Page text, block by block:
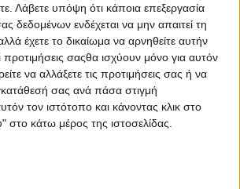
Λάβετε υπόψη ότι κάποια επεξεργασία
δεδομένων ενδέχεται να μην απαιτεί τη
έχετε το δικαίωμα να αρνηθείτε αυτήν
προτιμήσεις σαςθα ισχύουν μόνο για αυτόν
να αλλάξετε τις προτιμήσεις σας ή να
σας ανά πάσα στιγμή
τον ιστότοπο και κάνοντας κλικ στο
κάτω μέρος της ιστοσελίδας.
ACERBIS Cross Test με στόχο να
των πρώτων. Στο μεταξύ ο
από τον Holcombe,
την γραμμή για την ολοκλήρωση
τρεις συνολικά γύρους.
Extreme Test και στο
πριν έρθει δεύτερος από τον
Cross Test, ο Holcombe